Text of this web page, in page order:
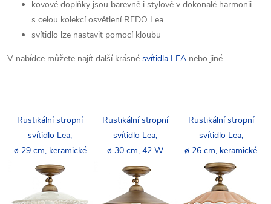
kovové doplňky jsou barevně i stylově v dokonalé harmonii
s celou kolekcí osvětlení REDO Lea
svítidlo lze nastavit pomocí kloubu
V nabídce můžete najít další krásné svítidla LEA nebo jiné.
Rustikální stropní
svítidlo Lea,
ø 29 cm, keramické
Rustikální stropní
svítidlo Lea,
ø 30 cm, 42 W
Rustikální stropní
svítidlo Lea,
ø 26 cm, keramické